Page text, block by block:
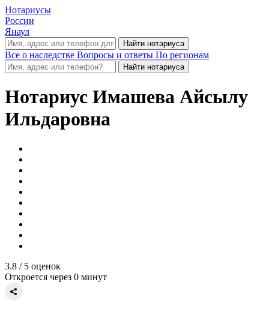
Нотариусы
России
Янаул
Все о наследстве Вопросы и ответы По регионам
Нотариус Имашева Айсылу
Ильдаровна
3.8 / 5 оценок
Откроется через 0 минут